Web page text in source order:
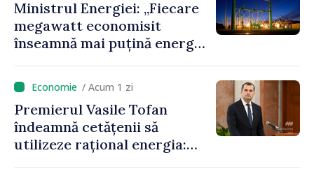
Ministrul Energiei: „Fiecare
megawatt economisit
înseamnă mai puțină energie
ridicate”
/ Acum 1 zi
Premierul Vasile Tofan
îndeamnă cetățenii să
utilizeze rațional energia: